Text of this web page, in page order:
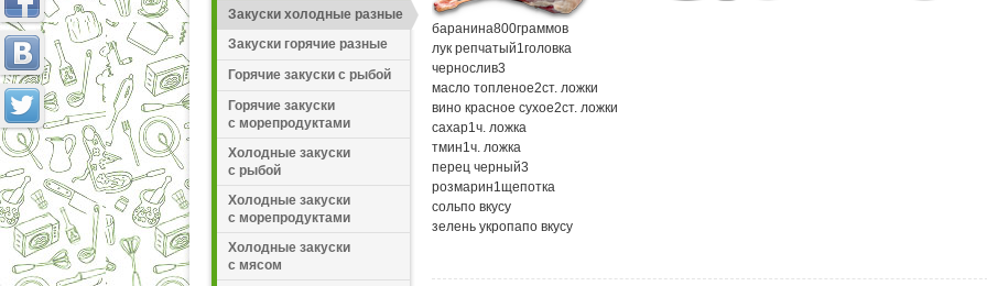
Закуски холодные разные
Закуски горячие разные
Горячие закуски с рыбой
Горячие закуски
с морепродуктами
Холодные закуски
с рыбой
Холодные закуски
с морепродуктами
Холодные закуски
с мясом
баранина800граммов
лук репчатый1головка
чернослив3
масло топленое2ст. ложки
вино красное сухое2ст. ложки
сахар1ч. ложка
тмин1ч. ложка
перец черный3
розмарин1щепотка
сольпо вкусу
зелень укропапо вкусу